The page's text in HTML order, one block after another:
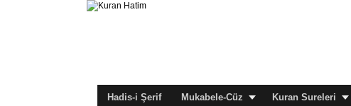
Hadis-i Şerif Mukabele-Cüz Kuran Sureleri